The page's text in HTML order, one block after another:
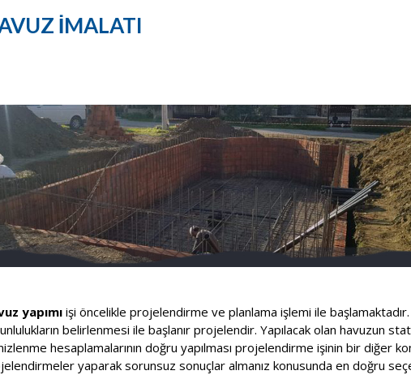
İMALATI
yapımıişi öncelikle projelendirme ve planlama işlemi ile başlamaktadır.
belirlenmesi ile başlanır projelendir. Yapılacak olan havuzun
hesaplamalarının doğru yapılması projelendirme işinin bir diğer
yaparak sorunsuz sonuçlar almanız konusunda en doğru